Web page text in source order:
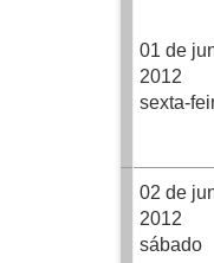
01 de
2012
sexta-
02 de
2012
sábado